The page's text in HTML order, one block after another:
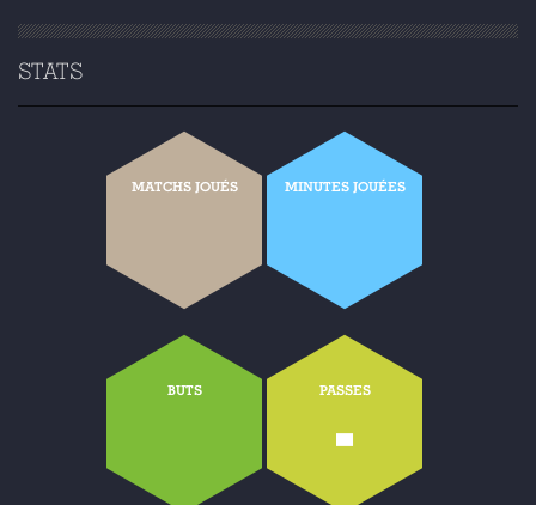
STATS
MATCHS JOUÉS MINUTES JOUÉES
BUTS PASSES
-